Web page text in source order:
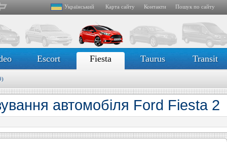
Український Карта сайту Контакти Пошук по сайту
Escort Fiesta Taurus Transit
автомобіля Ford Fiesta 2